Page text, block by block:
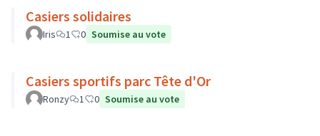
Casiers solidaires
Iris 1 0 Soumise au vote
Casiers sportifs parc Tête d'Or
Ronzy 1 0 Soumise au vote